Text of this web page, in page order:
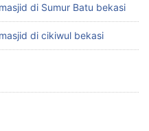
di Sumur Batu bekasi
di cikiwul bekasi